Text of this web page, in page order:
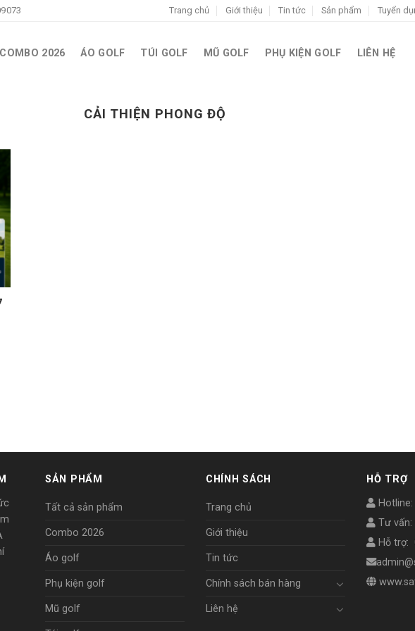
Trang chủ Giới thiệu Tin tức Sản phẩm Tuyển
COMBO 2026 ÁO GOLF TÚI GOLF MŨ GOLF PHỤ KIỆN GOLF LIÊN HỆ
CẢI THIỆN PHONG ĐỘ
SẢN PHẨM
Tất cả sản phẩm
Combo 2026
Áo golf
Phụ kiện golf
Mũ golf
CHÍNH SÁCH
Trang chủ
Giới thiệu
Tin tức
Chính sách bán hàng
Liên hệ
HỖ TRỢ
Tư vấn:
Hỗ trợ: